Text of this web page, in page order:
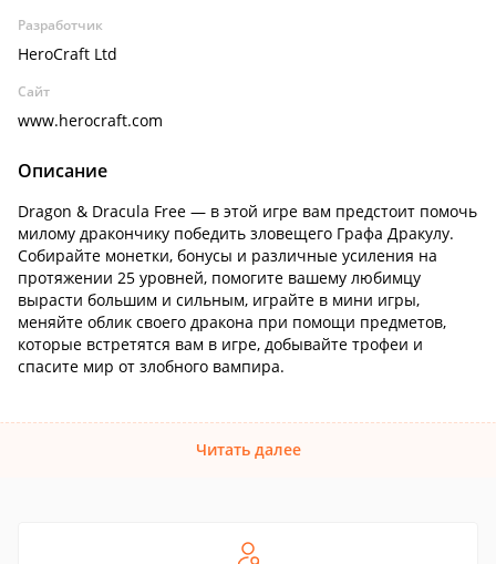
Разработчик
HeroCraft Ltd
Сайт
www.herocraft.com
Описание
Dragon & Dracula Free — в этой игре вам предстоит помочь
милому дракончику победить зловещего Графа Дракулу.
Собирайте монетки, бонусы и различные усиления на
протяжении 25 уровней, помогите вашему любимцу
вырасти большим и сильным, играйте в мини игры,
меняйте облик своего дракона при помощи предметов,
которые встретятся вам в игре, добывайте трофеи и
спасите мир от злобного вампира.
Читать далее